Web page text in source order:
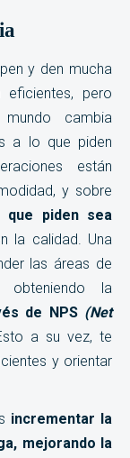
y den mucha
pero
cambia
a lo que piden
están
y sobre
que piden sea
la calidad. Una
las áreas de
la
de NPS (Net
a su vez, te
y orientar
incrementar la
mejorando la